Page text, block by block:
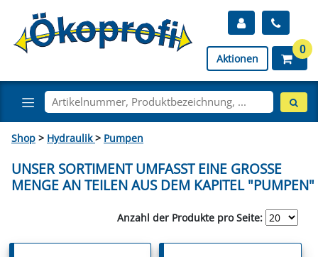
Aktionen
0
Shop > Hydraulik> Pumpen
UNSER SORTIMENT UMFASST EINE GROSSE M
ENGE AN TEILEN AUS DEM KAPITEL "PUMPEN"
Anzahl der Produkte pro Seite: